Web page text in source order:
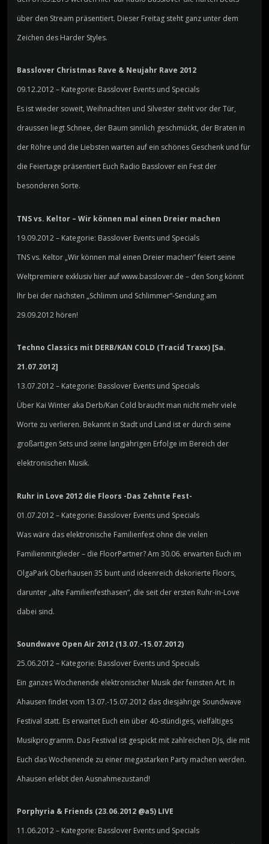
über den Stream präsentiert. Dieser Freitag steht ganz unter dem
Zeichen des Harder Styles.
Basslover Christmas Rave & Neujahr Rave 2012
09.12.2012 – Kategorie: Basslover Events und Specials
Es ist wieder soweit, Weihnachten und Silvester steht vor der Tür,
draussen liegt Schnee, der Baum sinnlich geschmückt, der Braten in
der Röhre und die Liebsten warten auf ein schönes Geschenk und für
die Feiertage präsentiert Euch Radio Basslover ein Fest der
besonderen Sorte.
TNS vs. Keltor – Wir können mal einen Dreier machen
19.09.2012 – Kategorie: Basslover Events und Specials
TNS vs. Keltor „Wir können mal einen Dreier machen“ feiert seine
Weltpremiere exklusiv hier auf www.basslover.de – den Song könnt
Ihr bei der nächsten „Schlimm und Schlimmer“-Sendung am
29.09.2012 hören!
Techno Classics mit DERB/KAN COLD (Tracid Traxx) [Sa.
21.07.2012]
13.07.2012 – Kategorie: Basslover Events und Specials
Über Kai Winter aka Derb/Kan Cold braucht man nicht mehr viele
Worte zu verlieren. Bekannt in Stadt und Land ist er durch seine
großartigen Sets und seine langjährigen Erfolge im Bereich der
elektronischen Musik.
Ruhr in Love 2012 die Floors -Das Zehnte Fest-
01.07.2012 – Kategorie: Basslover Events und Specials
Was wäre das elektronische Familienfest ohne die vielen
Familienmitglieder – die FloorPartner? Am 30.06. erwarten Euch im
OlgaPark Oberhausen 35 bunt und ideenreich dekorierte Floors,
darunter „alte Familienfesthasen“, die seit der ersten Ruhr-in-Love
dabei sind.
Soundwave Open Air 2012 (13.07.-15.07.2012)
25.06.2012 – Kategorie: Basslover Events und Specials
Ein ganzes Wochenende elektronischer Musik der feinsten Art. In
Ahausen findet vom 13.07.-15.07.2012 das diesjährige Soundwave
Festival statt. Es erwartet Euch ein über 40-stündiges, vielfältiges
Musikprogramm. Das Festival ist gespickt mit zahlreichen DJs, die mit
Euch das Wochenende zu einer megastarken Party machen werden.
Ahausen erlebt den Ausnahmezustand!
Porphyria & Friends (23.06.2012 @a5) LIVE
11.06.2012 – Kategorie: Basslover Events und Specials